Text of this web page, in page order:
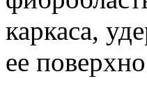
каркаса,
ее